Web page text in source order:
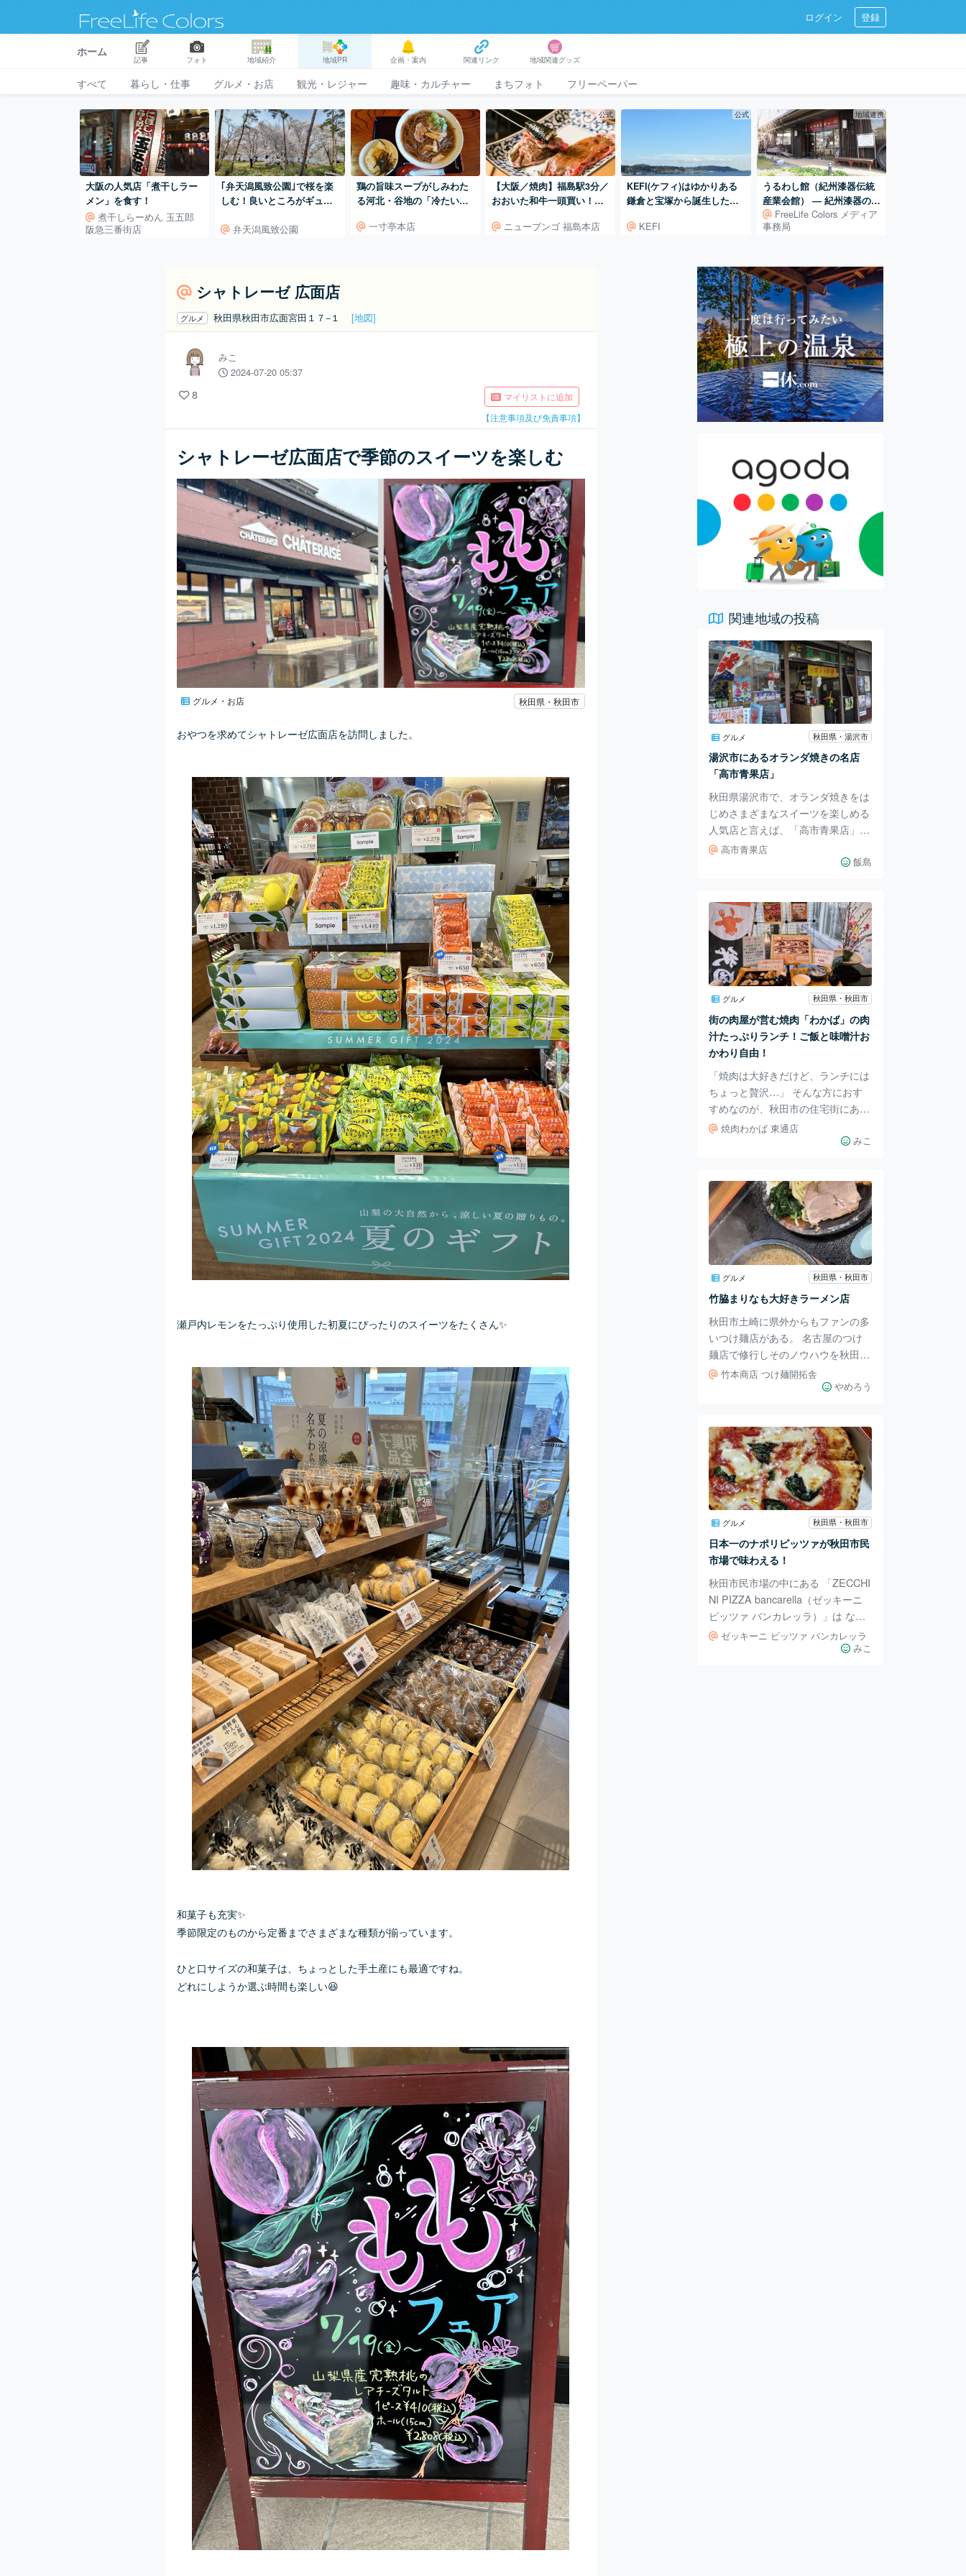
ログイン 登録
ホーム
記事 フォト 地域紹介 地域PR 企画・案内 関連リンク 地域関連グッズ
すべて 暮らし・仕事 グルメ・お店 観光・レジャー 趣味・カルチャー まちフォト フリーペーパー
大阪の人気店「煮干しラー
メン」を食す！
煮干しらーめん 玉五郎
阪急三番街店
｢弁天潟風致公園｣で桜を楽
しむ！良いところがギュっ
弁天潟風致公園
鶏の旨味スープがしみわた
る河北・谷地の「冷たい肉
一寸亭本店
公式
【大阪／焼肉】福島駅3分／
おおいた和牛一頭買い！お
ニューブンゴ 福島本店
公式
KEFI(ケフィ)はゆかりある
鎌倉と宝塚から誕生したハ
KEFI
地域連携
うるわし館（紀州漆器伝統
産業会館） ― 紀州漆器の展
示・体験・販売を担う産地
の拠点
FreeLife Colors メディア
事務局
シャトレーゼ 広面店
グルメ 秋田県秋田市広面宮田１７−１ [地図]
みこ
2024-07-20 05:37
8
マイリストに追加
【注意事項及び免責事項】
シャトレーゼ広面店で季節のスイーツを楽しむ
グルメ・お店 秋田県・秋田市
おやつを求めてシャトレーゼ広面店を訪問しました。
瀬戸内レモンをたっぷり使用した初夏にぴったりのスイーツをたくさん✨
和菓子も充実✨
季節限定のものから定番までさまざまな種類が揃っています。
ひと口サイズの和菓子は、ちょっとした手土産にも最適ですね。
どれにしようか選ぶ時間も楽しい😆
関連地域の投稿
グルメ 秋田県・湯沢市
湯沢市にあるオランダ焼きの名店
「高市青果店」
秋田県湯沢市で、オランダ焼きをは
じめさまざまなスイーツを楽しめる
人気店と言えば、「高市青果店」で
す。 戦前は青果店として営業して
いましたが、現在はオランダ焼きや
す。 店頭にはオランダ焼きの機械
があります。 年季の入った機械か
ら、お店の長い歴史が感じられまし
た。 こちらがオランダ焼き、そし
て大判焼きとクリーム大判焼きで
す。 オランダ焼きは、見た目は大
判焼きと一緒ですが、中身が特徴
的。 中にはハムとマヨネーズが入
っていますよ。 生地はフ
高市青果店
飯島
グルメ 秋田県・秋田市
街の肉屋が営む焼肉「わかば」の肉
汁たっぷりランチ！ご飯と味噌汁お
かわり自由！
「焼肉は大好きだけど、ランチには
ちょっと贅沢…」 そんな方におす
すめなのが、秋田市の住宅街にある
焼肉わかば わかばは、肉屋が営む
焼肉屋です。 新鮮な肉をリーズナ
チタイムには、1000円以下で肉汁
たっぷりの焼肉定食を提供！ ご飯
と味噌汁は、なんとおかわり自由！
ランチタイムには、40台分の駐車場
が満車になるほどの人気店です。
近所の方、サラリーマン、OL、家
族、親子、ひとりで来る人まで店内
は激混み！ 昼夜問わず大人気の焼
肉屋です。 ラ
焼肉わかば 東通店
みこ
グルメ 秋田県・秋田市
竹脇まりなも大好きラーメン店
秋田市土崎に県外からもファンの多
いつけ麺店がある。 名古屋のつけ
麺店で修行しそのノウハウを秋田に
て展開。 チャンネル登録者350万人
越えのYouTuber竹脇まりな氏（秋
したつけ麺たれ。エビを使った魚介
の香りが漂ってくる。 中太の麺を
入れると、スープの温度とあいまっ
て旨みを実感。ほうれん草、卵もた
れとの相性が良い。 このクオリテ
ィなのに価格が1,000円しないのも
驚きだ。麺一杯毎に次回有効チケッ
トが貰え、枚数によって餃子、麺一
杯無料
竹本商店 つけ麺開拓舎
やめろう
グルメ 秋田県・秋田市
日本一のナポリピッツァが秋田市民
市場で味わえる！
秋田市民市場の中にある 「ZECCHI
NI PIZZA bancarella（ゼッキーニ
ピッツァ バンカレッラ）」は なん
と！秋田県で唯一の本場ナポリ認定
店 店主は認定職人。 2023年のナポ
ゼッキーニ ピッツァ バンカレッラ
みこ